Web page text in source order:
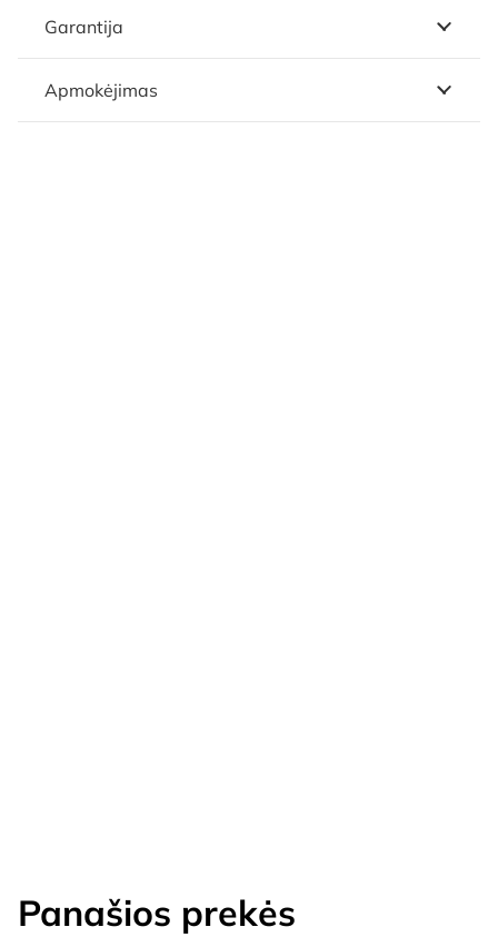
Garantija
Apmokėjimas
Panašios prekės